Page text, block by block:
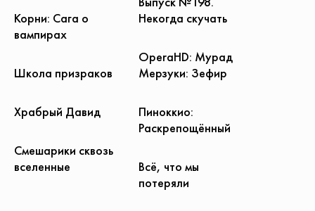
Некогда скучать
Корни: Сага о
вампирах
OperaHD: Мурад
Мерзуки: Зефир
Школа призраков
Храбрый Давид
Пиноккио:
Раскрепощённый
Смешарики сквозь
вселенные
Всё, что мы
потеряли